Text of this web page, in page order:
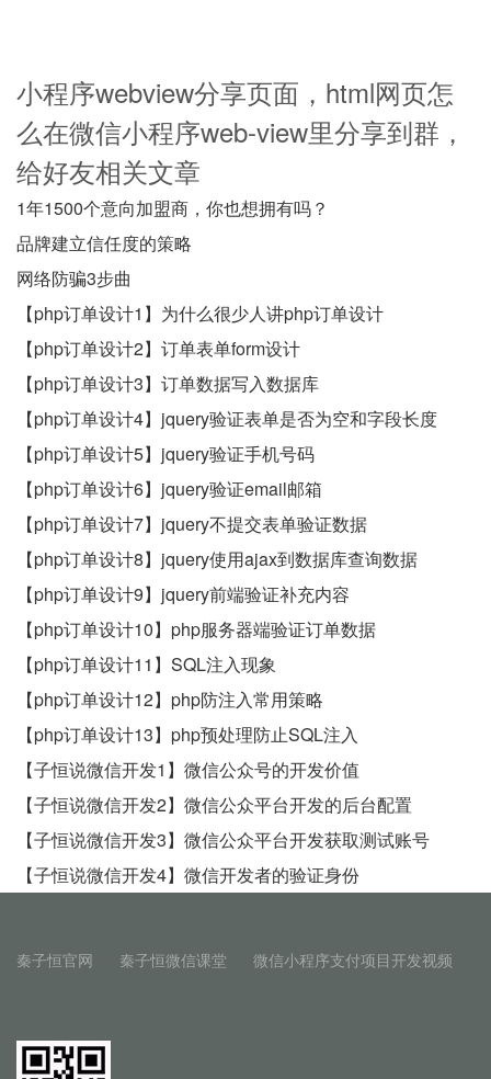
小程序webview分享页面，html网页怎
么在微信小程序web-view里分享到群，
给好友相关文章
1年1500个意向加盟商，你也想拥有吗？
品牌建立信任度的策略
网络防骗3步曲
【php订单设计1】为什么很少人讲php订单设计
【php订单设计2】订单表单form设计
【php订单设计3】订单数据写入数据库
【php订单设计4】jquery验证表单是否为空和字段长度
【php订单设计5】jquery验证手机号码
【php订单设计6】jquery验证email邮箱
【php订单设计7】jquery不提交表单验证数据
【php订单设计8】jquery使用ajax到数据库查询数据
【php订单设计9】jquery前端验证补充内容
【php订单设计10】php服务器端验证订单数据
【php订单设计11】SQL注入现象
【php订单设计12】php防注入常用策略
【php订单设计13】php预处理防止SQL注入
【子恒说微信开发1】微信公众号的开发价值
【子恒说微信开发2】微信公众平台开发的后台配置
【子恒说微信开发3】微信公众平台开发获取测试账号
【子恒说微信开发4】微信开发者的验证身份
秦子恒官网 秦子恒微信课堂 微信小程序支付项目开发视频